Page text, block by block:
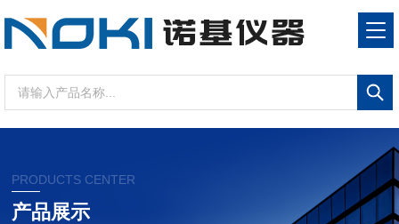
PRODUCTS CENTER
产品展示